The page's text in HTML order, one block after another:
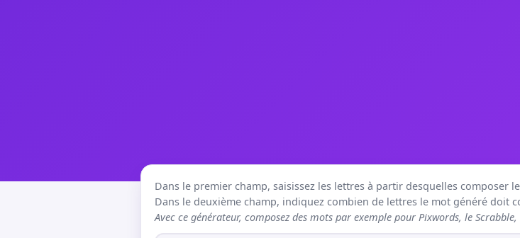
Dans le premier champ, saisissez les lettres à partir desquelles composer
Dans le deuxième champ, indiquez combien de lettres le mot généré doit
Avec ce générateur, composez des mots par exemple pour Pixwords, le